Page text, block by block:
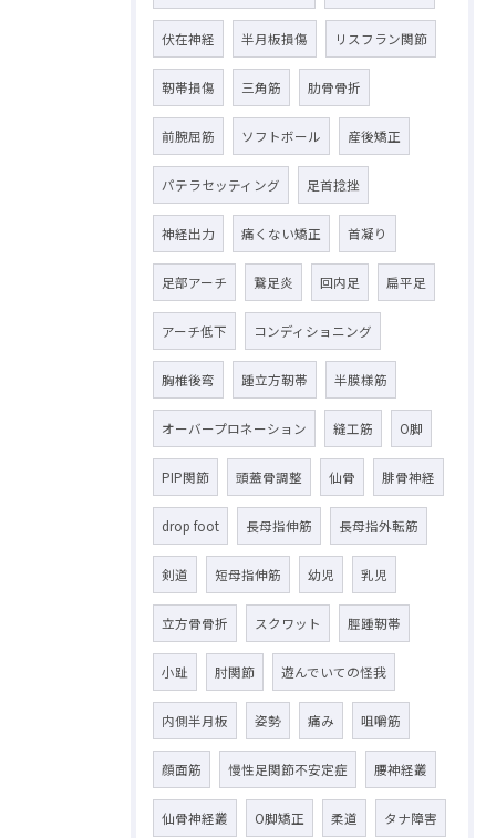
伏在神経 半月板損傷 リスフラン関節
靭帯損傷 三角筋 肋骨骨折
前腕屈筋 ソフトボール 産後矯正
パテラセッティング 足首捻挫
神経出力 痛くない矯正 首凝り
足部アーチ 鵞足炎 回内足 扁平足
アーチ低下 コンディショニング
胸椎後弯 踵立方靭帯 半膜様筋
オーバープロネーション 縫工筋 O脚
PIP関節 頭蓋骨調整 仙骨 腓骨神経
drop foot 長母指伸筋 長母指外転筋
剣道 短母指伸筋 幼児 乳児
立方骨骨折 スクワット 脛踵靭帯
小趾 肘関節 遊んでいての怪我
内側半月板 姿勢 痛み 咀嚼筋
顔面筋 慢性足関節不安定症 腰神経叢
仙骨神経叢 O脚矯正 柔道 タナ障害